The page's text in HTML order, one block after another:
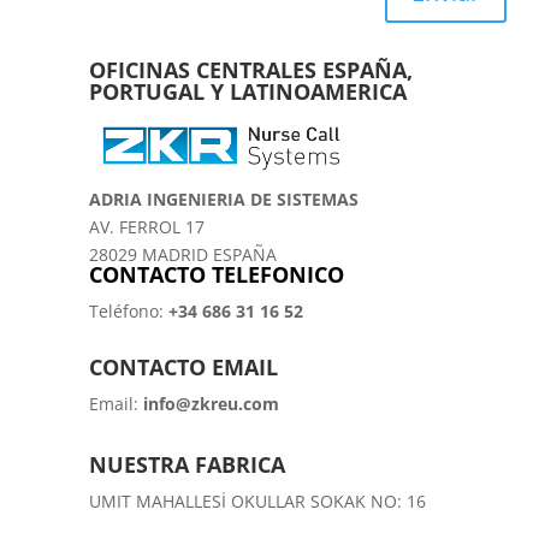
OFICINAS CENTRALES ESPAÑA,
PORTUGAL Y LATINOAMERICA
ADRIA INGENIERIA DE SISTEMAS
AV. FERROL 17
28029 MADRID ESPAÑA
CONTACTO TELEFONICO
Teléfono: +34 686 31 16 52
CONTACTO EMAIL
Email: info@zkreu.com
NUESTRA FABRICA
UMIT MAHALLESİ OKULLAR SOKAK NO: 16